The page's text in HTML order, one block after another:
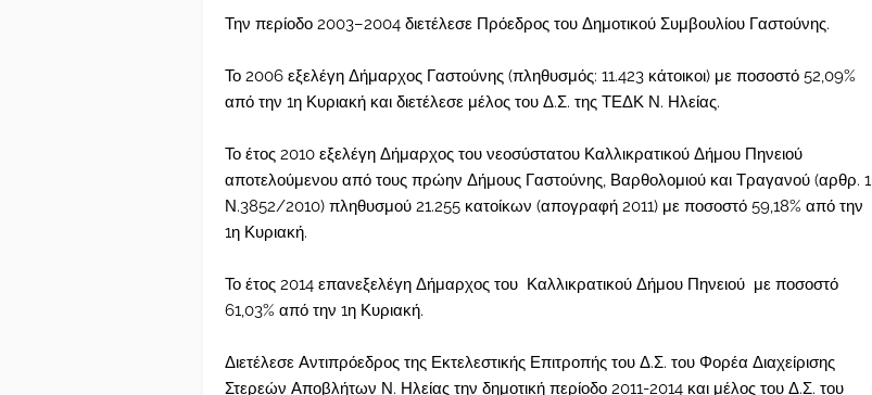
Την περίοδο 2003–2004 διετέλεσε Πρόεδρος του Δημοτικού Συμβουλίου Γαστούνης.
Το 2006 εξελέγη Δήμαρχος Γαστούνης (πληθυσμός: 11.423 κάτοικοι) με ποσοστό 52,09%
από την 1η Κυριακή και διετέλεσε μέλος του Δ.Σ. της ΤΕΔΚ Ν. Ηλείας.
Το έτος 2010 εξελέγη Δήμαρχος του νεοσύστατου Καλλικρατικού Δήμου Πηνειού
αποτελούμενου από τους πρώην Δήμους Γαστούνης, Βαρθολομιού και Τραγανού (αρθρ. 1
Ν.3852/2010) πληθυσμού 21.255 κατοίκων (απογραφή 2011) με ποσοστό 59,18% από την
1η Κυριακή.
Το έτος 2014 επανεξελέγη Δήμαρχος του Καλλικρατικού Δήμου Πηνειού με ποσοστό
61,03% από την 1η Κυριακή.
Διετέλεσε Αντιπρόεδρος της Εκτελεστικής Επιτροπής του Δ.Σ. του Φορέα Διαχείρισης
Στερεών Αποβλήτων Ν. Ηλείας την δημοτική περίοδο 2011-2014 και μέλος του Δ.Σ. του